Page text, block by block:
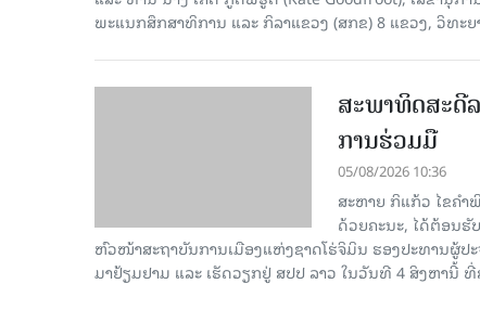
ພະແນກສຶກສາທິການ ແລະ ກິລາແຂວງ (ສກຂ) 8 ແຂວງ, ວິທະ
ສະພາທິດສະດີ
ການຮ່ວມມື
05/08/2026 10:36
ສະຫາຍ ກິແກ້ວ ໄຂຄໍ
ດ້ວຍຄະນະ, ໄດ້ຕ້ອນຮັ
ຫົວໜ້າສະຖາບັນການເມືອງແຫ່ງຊາດໂຮ່ຈິມິນ ຮອງປະທານຜູ້
ມາຢ້ຽມຢາມ ແລະ ເຮັດວຽກຢູ່ ສປປ ລາວ ໃນວັນທີ 4 ສິງຫານີ້